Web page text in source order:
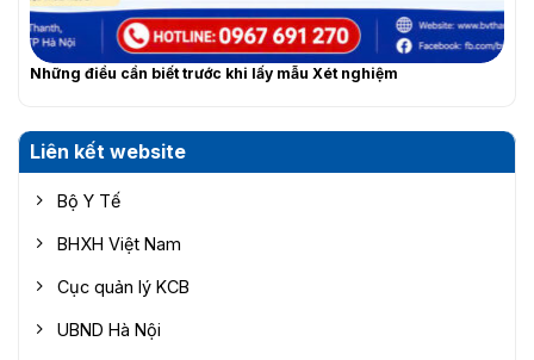
Những điều cần biết trước khi lấy mẫu Xét nghiệm
Liên kết website
Bộ Y Tế
BHXH Việt Nam
Cục quản lý KCB
UBND Hà Nội